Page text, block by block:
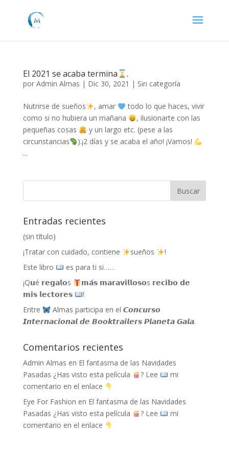
El 2021 se acaba termina .
por Admin Almas | Dic 30, 2021 | Sin categoría
Nutrirse de sueños , amar
todo lo que haces, vivir
como si no hubiera un mañana
, ilusionarte con las
pequeñas cosas
y un largo etc. (pese a las
circunstancias
).¡2 días y se acaba el año! ¡Vamos!
...
Entradas recientes
(sin título)
¡Tratar con cuidado, contiene
sueños
!
Este libro
es para ti si……
¡Q𝘂é 𝗿𝗲𝗴𝗮𝗹𝗼s
𝗺𝗮́𝘀 𝗺𝗮𝗿𝗮𝘃𝗶𝗹𝗹𝗼𝘀𝗼s 𝗿𝗲𝗰𝗶𝗯𝗼 𝗱𝗲
𝗺𝗶𝘀 𝗹𝗲𝗰𝘁𝗼𝗿𝗲𝘀
!
Entre
Almas participa en el 𝘾𝙤𝙣𝙘𝙪𝙧𝙨𝙤
𝙄𝙣𝙩𝙚𝙧𝙣𝙖𝙘𝙞𝙤𝙣𝙖𝙡 𝙙𝙚 𝘽𝙤𝙤𝙠𝙩𝙧𝙖𝙞𝙡𝙚𝙧𝙨 𝙋𝙡𝙖𝙣𝙚𝙩𝙖 𝙂𝙖𝙡𝙖.
Comentarios recientes
Admin Almas en El fantasma de las Navidades
Pasadas ¿Has visto esta película
? Lee
mi
comentario en el enlace
Eye For Fashion en El fantasma de las Navidades
Pasadas ¿Has visto esta película
? Lee
mi
comentario en el enlace